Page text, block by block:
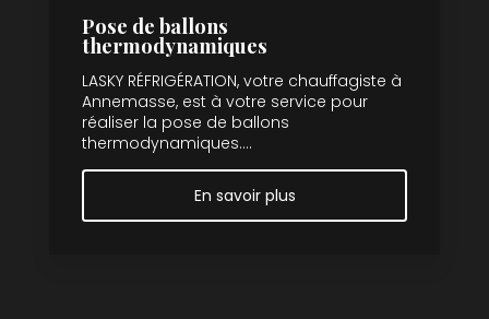
Pose de ballons
thermodynamiques
LASKY RÉFRIGÉRATION, votre chauffagiste à
Annemasse, est à votre service pour
réaliser la pose de ballons
thermodynamiques....
En savoir plus